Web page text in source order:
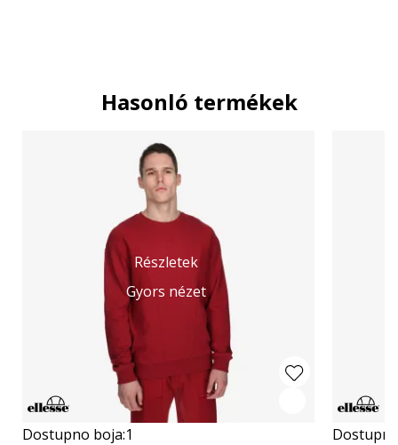
Hasonló termékek
Részletek
Gyors nézet
Dostupno boja:1